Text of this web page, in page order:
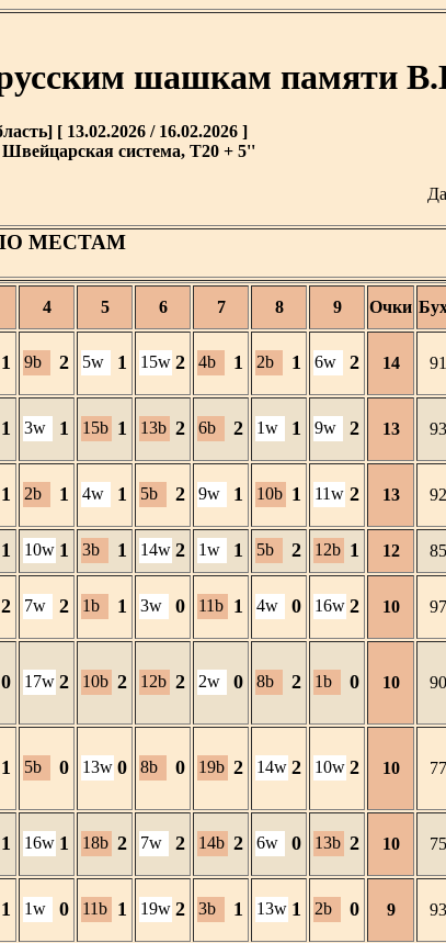
шашкам памяти
[ 13.02.2026 / 16.02.2026 ]
система, T20 + 5''
МЕСТАМ
4 5 6 7 8 9 Очки
1 9b 2 5w 1 15w 2 4b 1 2b 1 6w 2 14 91
1 3w 1 15b 1 13b 2 6b 2 1w 1 9w 2 13 93
1 2b 1 4w 1 5b 2 9w 1 10b 1 11w 2 13 92
1 10w 1 3b 1 14w 2 1w 1 5b 2 12b 1 12 85
2 7w 2 1b 1 3w 0 11b 1 4w 0 16w 2 10 97
0 17w 2 10b 2 12b 2 2w 0 8b 2 1b 0 10 90
1 5b 0 13w 0 8b 0 19b 2 14w 2 10w 2 10 77
1 16w 1 18b 2 7w 2 14b 2 6w 0 13b 2 10 75
1 1w 0 11b 1 19w 2 3b 1 13w 1 2b 0 9 93